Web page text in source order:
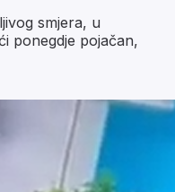
smjera, u
ponegdje pojačan,